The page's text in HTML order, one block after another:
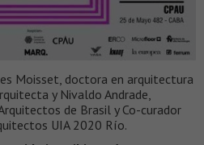
Moisset, doctora en arquitectura
y Nivaldo Andrade,
de Brasil y Co-curador
UIA 2020 Río.